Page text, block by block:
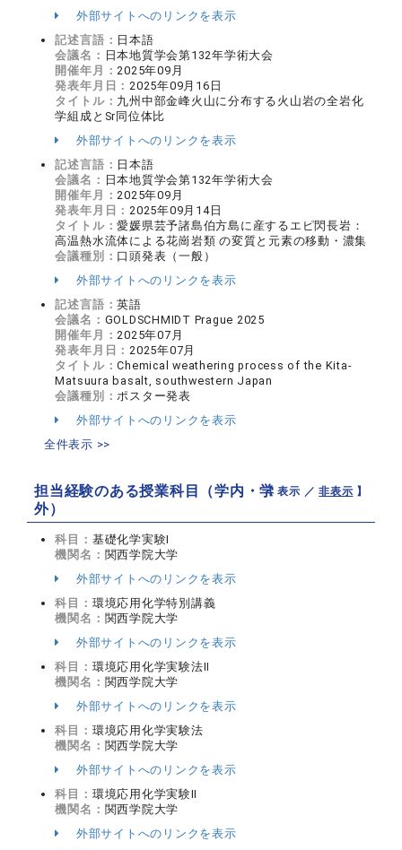
外部サイトへのリンクを表示
記述言語： 日本語
会議名： 日本地質学会第132年学術大会
開催年月：2025年09月
発表年月日：2025年09月16日
タイトル： 九州中部金峰火山に分布する火山岩の全岩化
学組成とSr同位体比
外部サイトへのリンクを表示
記述言語： 日本語
会議名： 日本地質学会第132年学術大会
開催年月：2025年09月
発表年月日：2025年09月14日
タイトル：愛媛県芸予諸島伯方島に産するエピ閃長岩：
高温熱水流体による花崗岩類 の変質と元素の移動・濃集
会議種別： 口頭発表（一般）
外部サイトへのリンクを表示
記述言語：英語
会議名： GOLDSCHMIDT Prague 2025
開催年月：2025年07月
発表年月日：2025年07月
タイトル：Chemical weathering process of the Kita-
Matsuura basalt, southwestern Japan
会議種別：ポスター発表
外部サイトへのリンクを表示
全件表示 >>
担当経験のある授業科目（学内・学
外）
【 表示 ／非表示 】
科目： 基礎化学実験Ⅰ
機関名： 関西学院大学
外部サイトへのリンクを表示
科目： 環境応用化学特別講義
機関名： 関西学院大学
外部サイトへのリンクを表示
科目： 環境応用化学実験法Ⅱ
機関名： 関西学院大学
外部サイトへのリンクを表示
科目： 環境応用化学実験法
機関名： 関西学院大学
外部サイトへのリンクを表示
科目： 環境応用化学実験Ⅱ
機関名： 関西学院大学
外部サイトへのリンクを表示